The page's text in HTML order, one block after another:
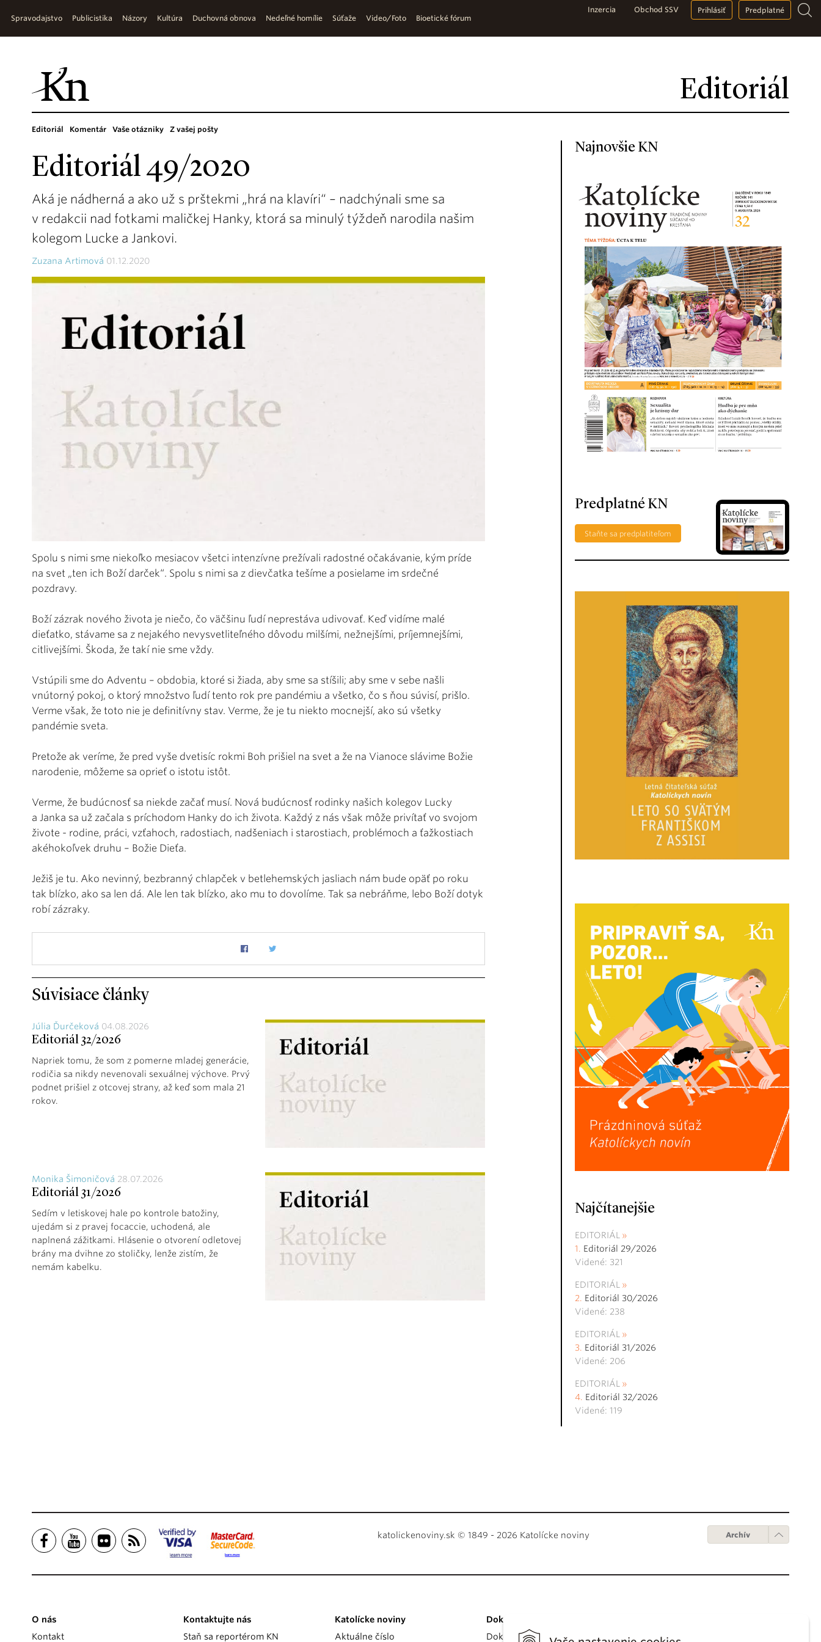
Editoriál
Spravodajstvo Publicistika Názory Kultúra Duchovná obnova Nedeľné homílie Súťaže Video/Foto Bioetické fórum
Inzercia Obchod SSV Prihlásiť Predplatné
Editoriál Komentár Vaše otázniky Z vašej pošty
Editoriál 49/2020
Aká je nádherná a ako už s prštekmi „hrá na klavíri“ – nadchýnali sme sa
v redakcii nad fotkami maličkej Hanky, ktorá sa minulý týždeň narodila našim
kolegom Lucke a Jankovi.
Zuzana Artimová 01.12.2020
Spolu s nimi sme niekoľko mesiacov všetci intenzívne prežívali radostné očakávanie, kým príde
na svet „ten ich Boží darček“. Spolu s nimi sa z dievčatka tešíme a posielame im srdečné
pozdravy.
Boží zázrak nového života je niečo, čo väčšinu ľudí neprestáva udivovať. Keď vidíme malé
dieťatko, stávame sa z nejakého nevysvetliteľného dôvodu milšími, nežnejšími, príjemnejšími,
citlivejšími. Škoda, že takí nie sme vždy.
Vstúpili sme do Adventu – obdobia, ktoré si žiada, aby sme sa stíšili; aby sme v sebe našli
vnútorný pokoj, o ktorý množstvo ľudí tento rok pre pandémiu a všetko, čo s ňou súvisí, prišlo.
Verme však, že toto nie je definitívny stav. Verme, že je tu niekto mocnejší, ako sú všetky
pandémie sveta.
Pretože ak veríme, že pred vyše dvetisíc rokmi Boh prišiel na svet a že na Vianoce slávime Božie
narodenie, môžeme sa oprieť o istotu istôt.
Verme, že budúcnosť sa niekde začať musí. Nová budúcnosť rodinky našich kolegov Lucky
a Janka sa už začala s príchodom Hanky do ich života. Každý z nás však môže privítať vo svojom
živote - rodine, práci, vzťahoch, radostiach, nadšeniach i starostiach, problémoch a ťažkostiach
akéhokoľvek druhu – Božie Dieťa.
Ježiš je tu. Ako nevinný, bezbranný chlapček v betlehemských jasliach nám bude opäť po roku
tak blízko, ako sa len dá. Ale len tak blízko, ako mu to dovolíme. Tak sa nebráňme, lebo Boží dotyk
robí zázraky.
Súvisiace články
Júlia Ďurčeková 04.08.2026
Editoriál 32/2026
Napriek tomu, že som z pomerne mladej generácie,
rodičia sa nikdy nevenovali sexuálnej výchove. Prvý
podnet prišiel z otcovej strany, až keď som mala 21
rokov.
Monika Šimoničová 28.07.2026
Editoriál 31/2026
Sedím v letiskovej hale po kontrole batožiny,
ujedám si z pravej focaccie, uchodená, ale
naplnená zážitkami. Hlásenie o otvorení odletovej
brány ma dvihne zo stoličky, lenže zistím, že
nemám kabelku.
Najnovšie KN
Predplatné KN
Staňte sa predplatiteľom
Najčítanejšie
EDITORIÁL
Editoriál 29/2026
Videné: 321
EDITORIÁL
Editoriál 30/2026
Videné: 238
EDITORIÁL
Editoriál 31/2026
Videné: 206
EDITORIÁL
Editoriál 32/2026
Videné: 119
katolickenoviny.sk © 1849 - 2026 Katolícke noviny Archív
O nás
Kontakt
Kontaktujte nás
Staň sa reportérom KN
Katolícke noviny
Aktuálne číslo
Dokumenty
Dokumenty pápežov
Digitálne vydanie